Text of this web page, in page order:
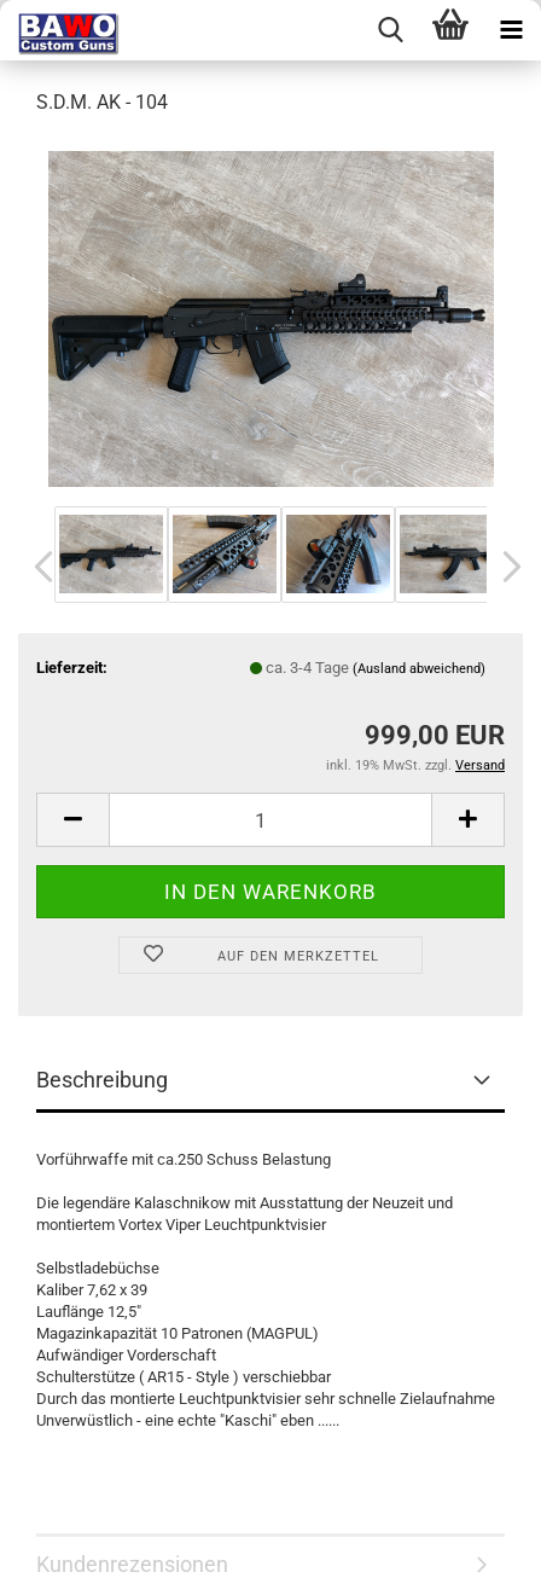
S.D.M. AK - 104
Lieferzeit: ca. 3-4 Tage (Ausland abweichend)
999,00 EUR
inkl. 19% MwSt. zzgl. Versand
AUF DEN MERKZETTEL
Beschreibung
Vorführwaffe mit ca.250 Schuss Belastung
Die legendäre Kalaschnikow mit Ausstattung der Neuzeit und
montiertem Vortex Viper Leuchtpunktvisier
Selbstladebüchse
Kaliber 7,62 x 39
Lauflänge 12,5"
Magazinkapazität 10 Patronen (MAGPUL)
Aufwändiger Vorderschaft
Schulterstütze ( AR15 - Style ) verschiebbar
Durch das montierte Leuchtpunktvisier sehr schnelle Zielaufnahme
Unverwüstlich - eine echte "Kaschi" eben ......
Kundenrezensionen